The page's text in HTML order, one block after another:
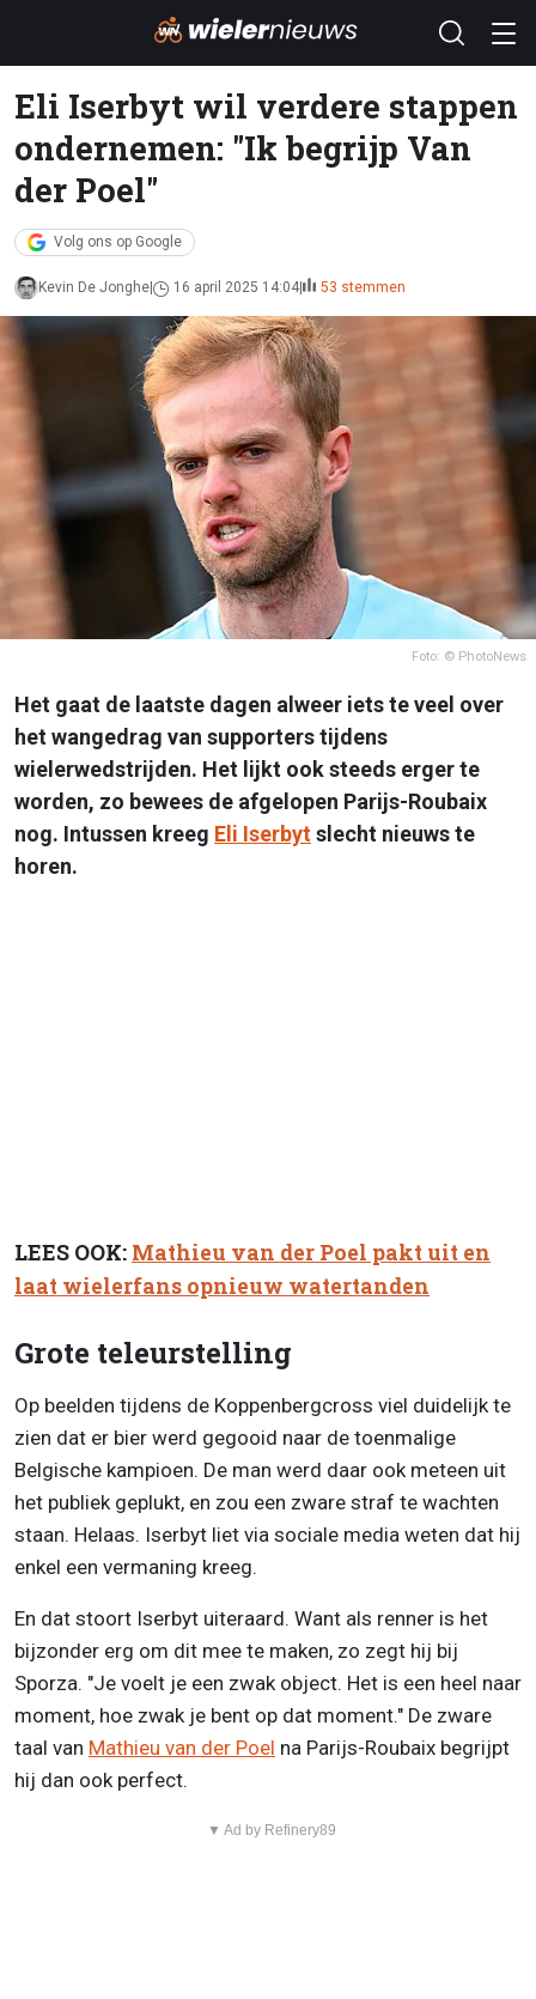
Eli Iserbyt wil verdere stappen
ondernemen: "Ik begrijp Van
der Poel"
Volg ons op Google
Kevin De Jonghe 16 april 2025 14:04 53 stemmen
Foto: © PhotoNews
Het gaat de laatste dagen alweer iets te veel over
het wangedrag van supporters tijdens
wielerwedstrijden. Het lijkt ook steeds erger te
worden, zo bewees de afgelopen Parijs-Roubaix
nog. Intussen kreeg Eli Iserbytslecht nieuws te
horen.
LEES OOK: Mathieu van der Poel pakt uit en
laat wielerfans opnieuw watertanden
Grote teleurstelling
Op beelden tijdens de Koppenbergcross viel duidelijk te
zien dat er bier werd gegooid naar de toenmalige
Belgische kampioen. De man werd daar ook meteen uit
het publiek geplukt, en zou een zware straf te wachten
staan. Helaas. Iserbyt liet via sociale media weten dat hij
enkel een vermaning kreeg.
En dat stoort Iserbyt uiteraard. Want als renner is het
bijzonder erg om dit mee te maken, zo zegt hij bij
Sporza. "Je voelt je een zwak object. Het is een heel naar
moment, hoe zwak je bent op dat moment." De zware
taal van Mathieu van der Poel na Parijs-Roubaix begrijpt
hij dan ook perfect.
▼ Ad by Refinery89